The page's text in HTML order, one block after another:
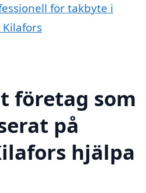
för takbyte i
företag som
på
hjälpa